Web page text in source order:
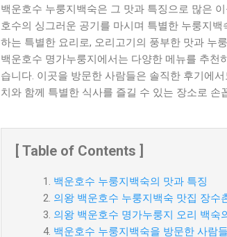
백운호수 누룽지백숙은 그 맛과 특징으로 많은
호수의 싱그러운 공기를 마시며 특별한 누룽지
하는 특별한 요리로, 오리고기의 풍부한 맛과 누
백운호수 명가누룽지에서는 다양한 메뉴를 추천
습니다. 이곳을 방문한 사람들은 솔직한 후기에
치와 함께 특별한 식사를 즐길 수 있는 장소로 손
[ Table of Contents ]
백운호수 누룽지백숙의 맛과 특징
의왕 백운호수 누룽지백숙 맛집 장수
의왕 백운호수 명가누룽지 오리 백숙
백운호수 누룽지백숙을 방문한 사람